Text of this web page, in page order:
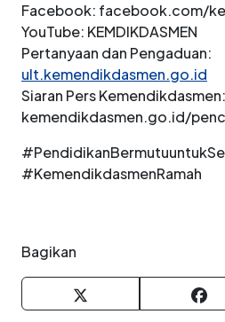
Bagikan
Facebook: facebook.com/
YouTube: KEMDIKDASMEN
Pertanyaan dan Pengaduan:
ult.kemendikdasmen.go.id
Siaran Pers Kemendikdasmen:
kemendikdasmen.go.id/
#KemendikdasmenRamah